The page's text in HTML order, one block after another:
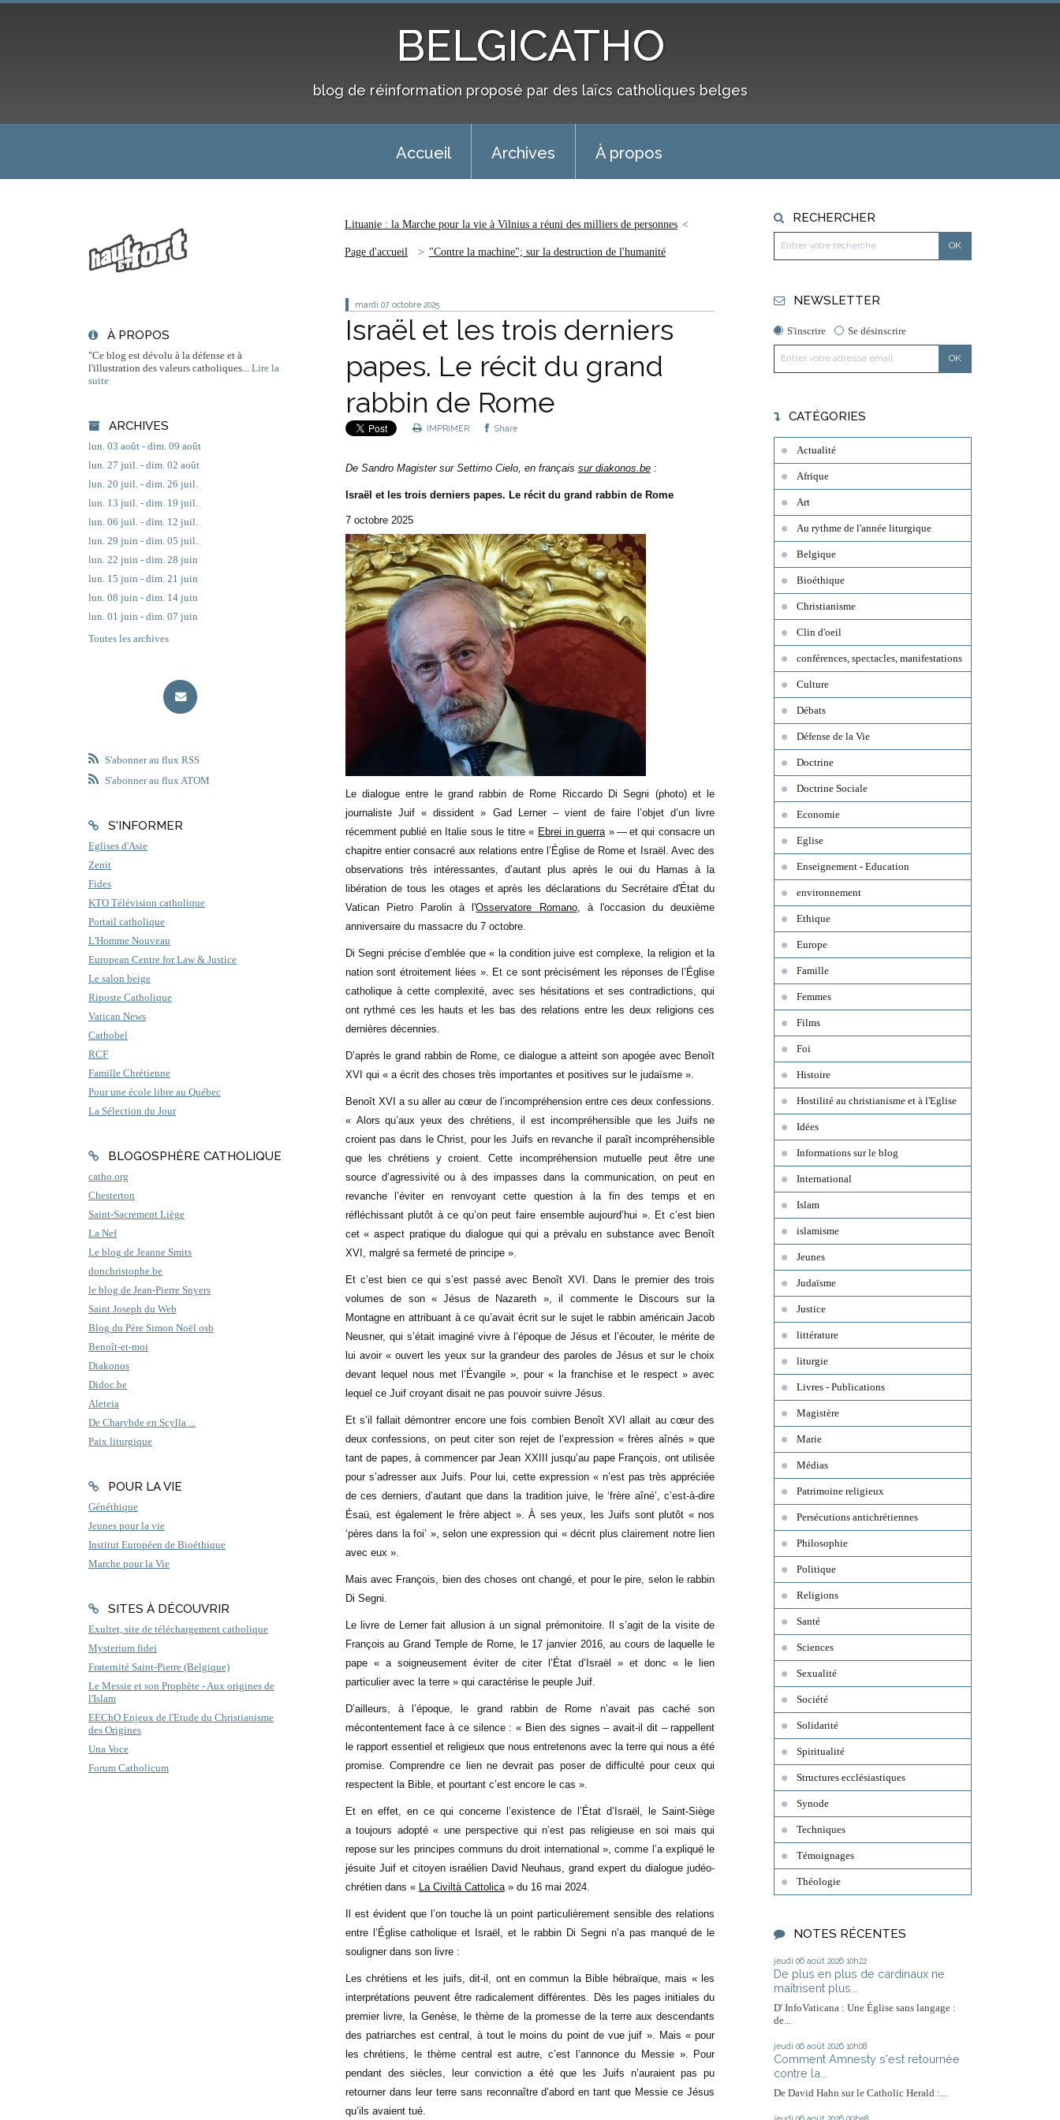
BELGICATHO
blog de réinformation proposé par des laïcs catholiques belges
Accueil Archives À propos
À PROPOS
"Ce blog est dévolu à la défense et à
l'illustration des valeurs catholiques...
Lire la
suite
ARCHIVES
lun. 03 août - dim. 09 août
lun. 27 juil. - dim. 02 août
lun. 20 juil. - dim. 26 juil.
lun. 13 juil. - dim. 19 juil.
lun. 06 juil. - dim. 12 juil.
lun. 29 juin - dim. 05 juil.
lun. 22 juin - dim. 28 juin
lun. 15 juin - dim. 21 juin
lun. 08 juin - dim. 14 juin
lun. 01 juin - dim. 07 juin
Toutes les archives
S'abonner au flux RSS
S'abonner au flux ATOM
S'INFORMER
Eglises d'Asie
Zenit
Fides
KTO Télévision catholique
Portail catholique
L'Homme Nouveau
European Centre for Law & Justice
Le salon beige
Riposte Catholique
Vatican News
Cathobel
RCF
Famille Chrétienne
Pour une école libre au Québec
La Sélection du Jour
BLOGOSPHÈRE CATHOLIQUE
catho.org
Chesterton
Saint-Sacrement Liège
La Nef
Le blog de Jeanne Smits
donchristophe.be
le blog de Jean-Pierre Snyers
Saint Joseph du Web
Blog du Père Simon Noël osb
Benoît-et-moi
Diakonos
Didoc.be
Aleteia
De Charybde en Scylla ...
Paix liturgique
POUR LA VIE
Généthique
Jeunes pour la vie
Institut Européen de Bioéthique
Marche pour la Vie
SITES À DÉCOUVRIR
Exultet, site de téléchargement catholique
Mysterium fidei
Fraternité Saint-Pierre (Belgique)
Le Messie et son Prophète - Aux origines de
l'Islam
EEChO Enjeux de l'Etude du Christianisme
des Origines
Una Voce
Forum Catholicum
Lituanie : la Marche pour la vie à Vilnius a réuni des milliers de personnes
Page d'accueil "Contre la machine"; sur la destruction de l'humanité
mardi 07 octobre 2025
Israël et les trois derniers
papes. Le récit du grand
rabbin de Rome
IMPRIMER Share
De Sandro Magister sur Settimo Cielo, en français sur diakonos.be:
Israël et les trois derniers papes. Le récit du grand rabbin de Rome
7 octobre 2025
Le dialogue entre le grand rabbin de Rome Riccardo Di Segni (photo) et le
journaliste Juif « dissident » Gad Lerner – vient de faire l’objet d’un livre
récemment publié en Italie sous le titre « Ebrei in guerra » — et qui consacre un
chapitre entier consacré aux relations entre l’Église de Rome et Israël. Avec des
observations très intéressantes, d’autant plus après le oui du Hamas à la
libération de tous les otages et après les déclarations du Secrétaire d'État du
Vatican Pietro Parolin à l'Osservatore Romano, à l'occasion du deuxième
anniversaire du massacre du 7 octobre.
Di Segni précise d’emblée que « la condition juive est complexe, la religion et la
nation sont étroitement liées ». Et ce sont précisément les réponses de l’Église
catholique à cette complexité, avec ses hésitations et ses contradictions, qui
ont rythmé ces les hauts et les bas des relations entre les deux religions ces
dernières décennies.
D’après le grand rabbin de Rome, ce dialogue a atteint son apogée avec Benoît
XVI qui « a écrit des choses très importantes et positives sur le judaïsme ».
Benoît XVI a su aller au cœur de l’incompréhension entre ces deux confessions.
« Alors qu’aux yeux des chrétiens, il est incompréhensible que les Juifs ne
croient pas dans le Christ, pour les Juifs en revanche il paraît incompréhensible
que les chrétiens y croient. Cette incompréhension mutuelle peut être une
source d’agressivité ou à des impasses dans la communication, on peut en
revanche l’éviter en renvoyant cette question à la fin des temps et en
réfléchissant plutôt à ce qu’on peut faire ensemble aujourd’hui ». Et c’est bien
cet « aspect pratique du dialogue qui qui a prévalu en substance avec Benoît
XVI, malgré sa fermeté de principe ».
Et c’est bien ce qui s’est passé avec Benoît XVI. Dans le premier des trois
volumes de son « Jésus de Nazareth », il commente le Discours sur la
Montagne en attribuant à ce qu’avait écrit sur le sujet le rabbin américain Jacob
Neusner, qui s’était imaginé vivre à l’époque de Jésus et l’écouter, le mérite de
lui avoir « ouvert les yeux sur la grandeur des paroles de Jésus et sur le choix
devant lequel nous met l’Évangile », pour « la franchise et le respect » avec
lequel ce Juif croyant disait ne pas pouvoir suivre Jésus.
Et s’il fallait démontrer encore une fois combien Benoît XVI allait au cœur des
deux confessions, on peut citer son rejet de l’expression « frères aînés » que
tant de papes, à commencer par Jean XXIII jusqu’au pape François, ont utilisée
pour s’adresser aux Juifs. Pour lui, cette expression « n’est pas très appréciée
de ces derniers, d’autant que dans la tradition juive, le ‘frère aîné’, c’est-à-dire
Ésaü, est également le frère abject ». À ses yeux, les Juifs sont plutôt « nos
‘pères dans la foi’ », selon une expression qui « décrit plus clairement notre lien
avec eux ».
Mais avec François, bien des choses ont changé, et pour le pire, selon le rabbin
Di Segni.
Le livre de Lerner fait allusion à un signal prémonitoire. Il s’agit de la visite de
François au Grand Temple de Rome, le 17 janvier 2016, au cours de laquelle le
pape « a soigneusement éviter de citer l’État d’Israël » et donc « le lien
particulier avec la terre » qui caractérise le peuple Juif.
D’ailleurs, à l’époque, le grand rabbin de Rome n’avait pas caché son
mécontentement face à ce silence : « Bien des signes – avait-il dit – rappellent
le rapport essentiel et religieux que nous entretenons avec la terre qui nous a été
promise. Comprendre ce lien ne devrait pas poser de difficulté pour ceux qui
respectent la Bible, et pourtant c’est encore le cas ».
Et en effet, en ce qui concerne l’existence de l’État d’Israël, le Saint-Siège
a toujours adopté « une perspective qui n’est pas religieuse en soi mais qui
repose sur les principes communs du droit international », comme l’a expliqué le
jésuite Juif et citoyen israélien David Neuhaus, grand expert du dialogue judéo-
chrétien dans « La Civiltà Cattolica» du 16 mai 2024.
Il est évident que l’on touche là un point particulièrement sensible des relations
entre l’Église catholique et Israël, et le rabbin Di Segni n’a pas manqué de le
souligner dans son livre :
Les chrétiens et les juifs, dit-il, ont en commun la Bible hébraïque, mais « les
interprétations peuvent être radicalement différentes. Dès les pages initiales du
premier livre, la Genèse, le thème de la promesse de la terre aux descendants
des patriarches est central, à tout le moins du point de vue juif ». Mais « pour
les chrétiens, le thème central est autre, c’est l’annonce du Messie ». Pour
pendant des siècles, leur conviction a été que les Juifs n’auraient pas pu
retourner dans leur terre sans reconnaître d’abord en tant que Messie ce Jésus
qu’ils avaient tué.
RECHERCHER
NEWSLETTER
S'inscrire Se désinscrire
CATÉGORIES
Actualité
Afrique
Art
Au rythme de l'année liturgique
Belgique
Bioéthique
Christianisme
Clin d'oeil
conférences, spectacles, manifestations
Culture
Débats
Défense de la Vie
Doctrine
Doctrine Sociale
Economie
Eglise
Enseignement - Education
environnement
Ethique
Europe
Famille
Femmes
Films
Foi
Histoire
Hostilité au christianisme et à l'Eglise
Idées
Informations sur le blog
International
Islam
islamisme
Jeunes
Judaïsme
Justice
littérature
liturgie
Livres - Publications
Magistère
Marie
Médias
Patrimoine religieux
Persécutions antichrétiennes
Philosophie
Politique
Religions
Santé
Sciences
Sexualité
Société
Solidarité
Spiritualité
Structures ecclésiastiques
Synode
Techniques
Témoignages
Théologie
NOTES RÉCENTES
jeudi 06 août 2026 10h22
De plus en plus de cardinaux ne
maîtrisent plus...
D' InfoVaticana : Une Église sans langage :
de...
jeudi 06 août 2026 10h08
Comment Amnesty s'est retournée
contre la...
De David Hahn sur le Catholic Herald :...